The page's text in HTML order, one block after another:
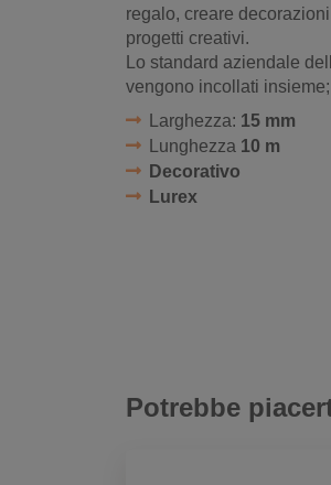
regalo, creare
progetti creativi.
Lo standard aziendale
vengono incollati
Larghezza: 15 mm
Lunghezza 10 m
Decorativo
Lurex
Potrebbe